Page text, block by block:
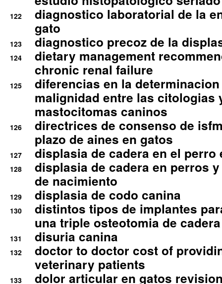
122
diagnostico laboratorial de la
gato
123 diagnostico precoz de la
124
dietary management
chronic renal failure
125
diferencias en la
malignidad entre las citologias
mastocitomas caninos
126
directrices de consenso de
plazo de aines en gatos
127 displasia de cadera en el perro
128
displasia de cadera en perros
de nacimiento
129 displasia de codo canina
130
distintos tipos de implantes
una triple osteotomia de cadera
131 disuria canina
132
doctor to doctor cost of
veterinary patients
133
dolor articular en gatos